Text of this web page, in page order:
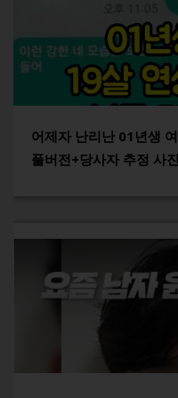
어제자 난리난 01년생
풀버전+당사자 추정 사